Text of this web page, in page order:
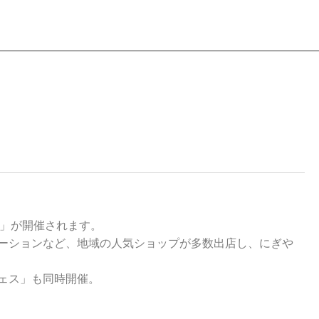
が開催されます。
ョンなど、地域の人気ショップが多数出店し、にぎや
」も同時開催。